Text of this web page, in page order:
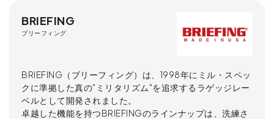
BRIEFING
ブリーフィング
BRIEFING（ブリーフィング）は、1998年にミル・スペッ
クに準拠した真の"ミリタリズム"を追求するラゲッジレー
ベルとして開発されました。
卓越した機能を持つBRIEFINGのラインナップは、洗練さ